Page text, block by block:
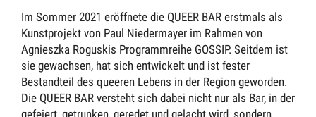
Im Sommer 2021 eröffnete die QUEER BAR erstmals als
Kunstprojekt von Paul Niedermayer im Rahmen von
Agnieszka Roguskis Programmreihe GOSSIP. Seitdem ist
sie gewachsen, hat sich entwickelt und ist fester
Bestandteil des queeren Lebens in der Region geworden.
Die QUEER BAR versteht sich dabei nicht nur als Bar, in der
gefeiert, getrunken, geredet und gelacht wird, sondern